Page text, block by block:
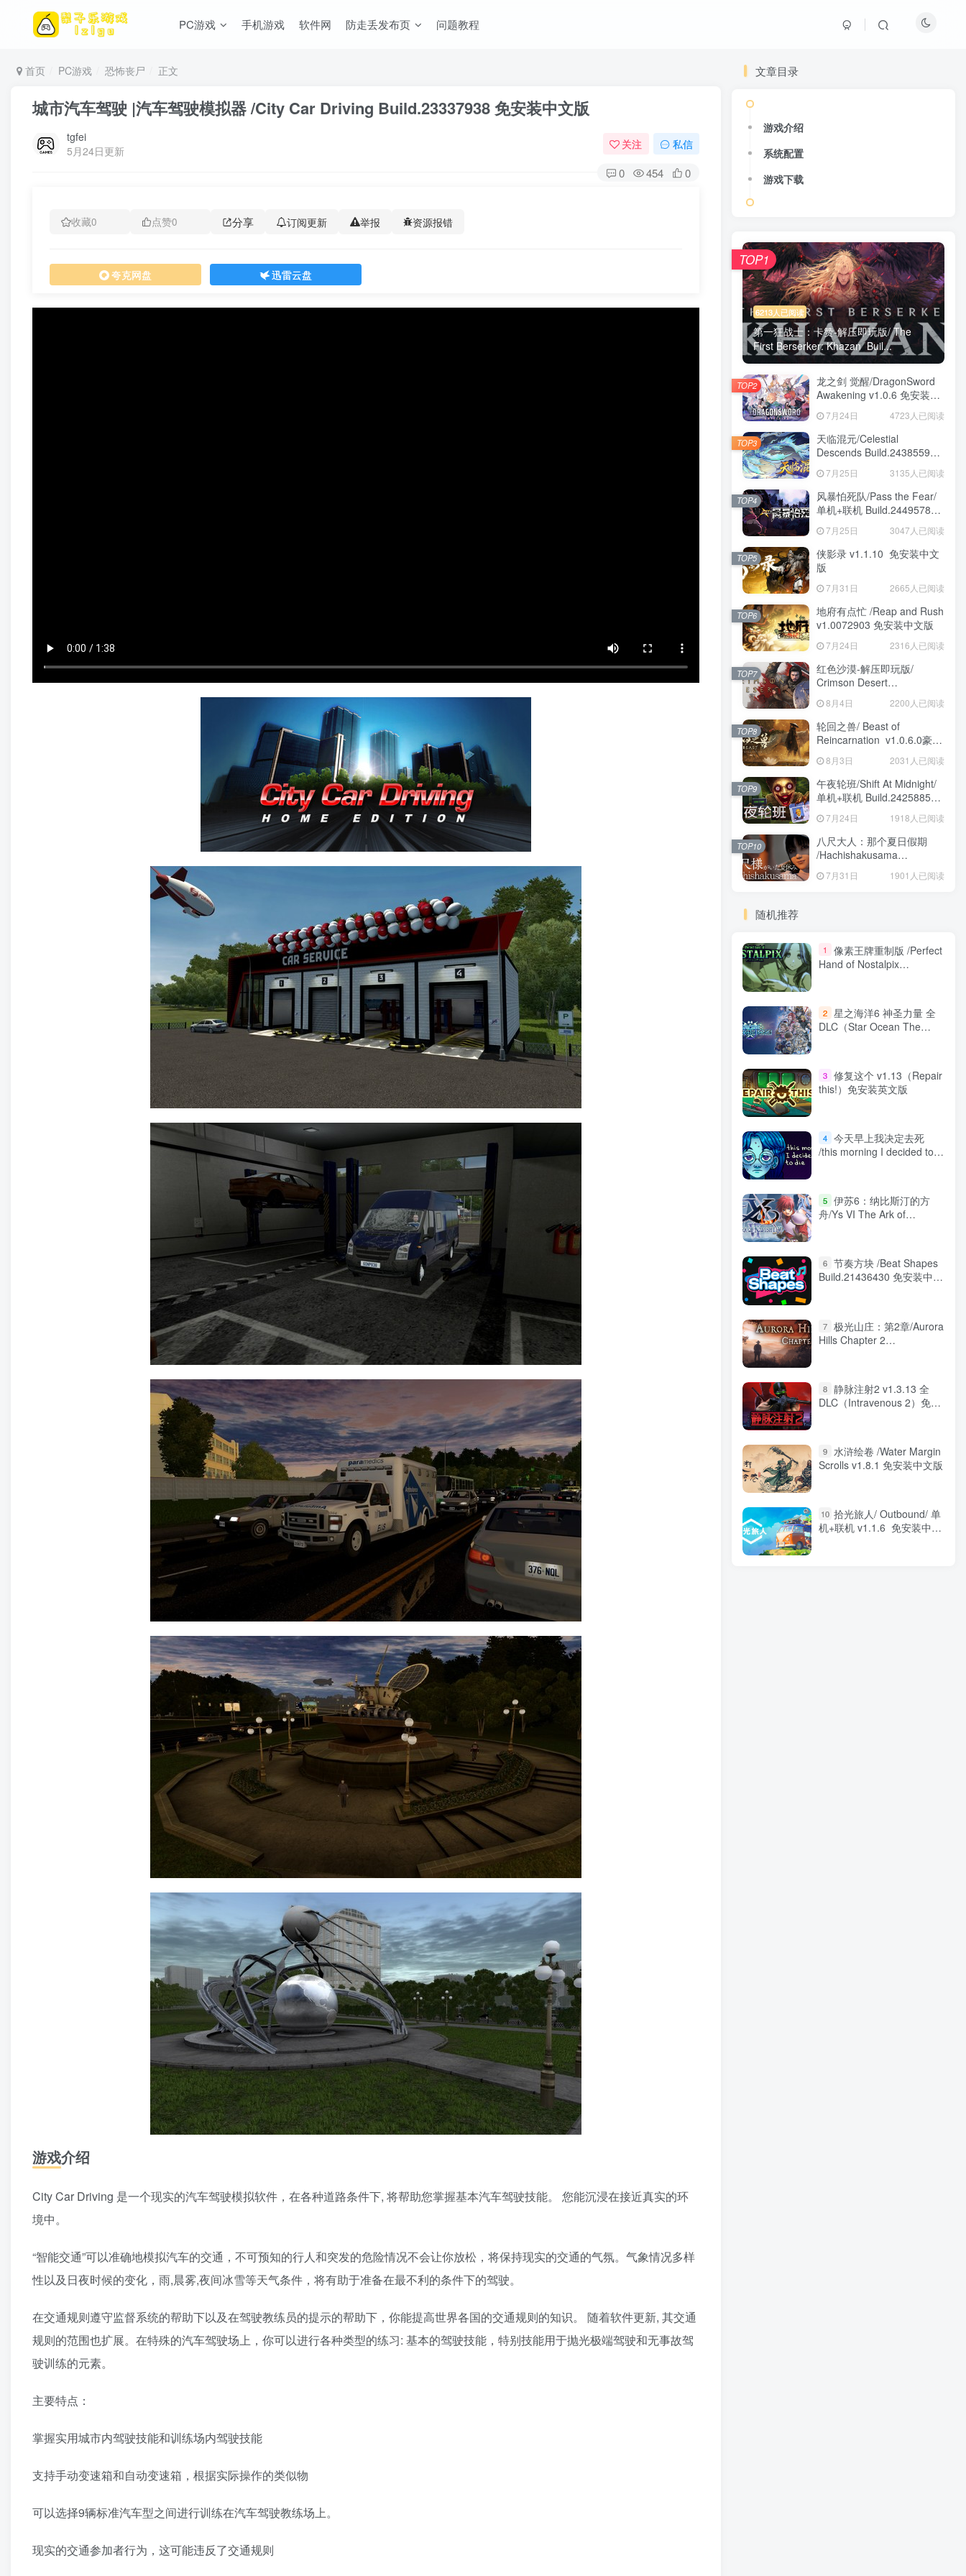
PC游戏 手机游戏 软件网 防走丢发布页 问题教程
首页 PC游戏 恐怖丧尸 正文
城市汽车驾驶 |汽车驾驶模拟器 /City Car Driving Build.23337938 免安装中文版
tgfei
5月24日更新
关注 私信
0 454 0
收藏0 点赞0 分享 订阅更新 举报 资源报错
夸克网盘 迅雷云盘
游戏介绍
City Car Driving 是一个现实的汽车驾驶模拟软件，在各种道路条件下, 将帮助您掌握基本汽车驾驶技能。 您能沉浸在接近真实的环
境中。
“智能交通”可以准确地模拟汽车的交通，不可预知的行人和突发的危险情况不会让你放松，将保持现实的交通的气氛。气象情况多样
性以及日夜时候的变化，雨,晨雾,夜间冰雪等天气条件，将有助于准备在最不利的条件下的驾驶。
在交通规则遵守监督系统的帮助下以及在驾驶教练员的提示的帮助下，你能提高世界各国的交通规则的知识。 随着软件更新, 其交通
规则的范围也扩展。在特殊的汽车驾驶场上，你可以进行各种类型的练习: 基本的驾驶技能，特别技能用于抛光极端驾驶和无事故驾
驶训练的元素。
主要特点：
掌握实用城市内驾驶技能和训练场内驾驶技能
支持手动变速箱和自动变速箱，根据实际操作的类似物
可以选择9辆标准汽车型之间进行训练在汽车驾驶教练场上。
现实的交通参加者行为，这可能违反了交通规则
文章目录
游戏介绍
系统配置
游戏下载
6213人已阅读
第一狂战士：卡赞-解压即玩版/ The
First Berserker: Khazan Buil...
TOP1
龙之剑 觉醒/DragonSword
Awakening v1.0.6 免安装中
7月24日 4723人已阅读
TOP2
天临混元/Celestial
Descends Build.24385591
7月25日 3135人已阅读
TOP3
风暴怕死队/Pass the Fear/
单机+联机 Build.24495782
7月25日 3047人已阅读
TOP4
侠影录 v1.1.10 免安装中文
版
7月31日 2665人已阅读
TOP5
地府有点忙 /Reap and Rush
v1.0072903 免安装中文版
7月24日 2316人已阅读
TOP6
红色沙漠-解压即玩版/
Crimson Desert
HYPERVISOR v1.14.00 免
安装中文版
8月4日 2200人已阅读
TOP7
轮回之兽/ Beast of
Reincarnation v1.0.6.0豪华
8月3日 2031人已阅读
TOP8
午夜轮班/Shift At Midnight/
单机+联机 Build.24258857
免安装中文版
7月24日 1918人已阅读
TOP9
八尺大人：那个夏日假期
/Hachishakusama
Build.24462853 免安装中文
版7月31日 1901人已阅读
TOP10
随机推荐
1
像素王牌重制版 /Perfect
Hand of Nostalpix
版
2 星之海洋6 神圣力量 全
DLC（Star Ocean The
3 修复这个 v1.13（Repair
this!）免安装英文版
4 今天早上我决定去死
/this morning I decided to
5 伊苏6：纳比斯汀的方
舟/Ys VI The Ark of
6 节奏方块 /Beat Shapes
Build.21436430 免安装中文
7 极光山庄：第2章/Aurora
Hills Chapter 2
8 静脉注射2 v1.3.13 全
DLC（Intravenous 2）免安
9 水浒绘卷 /Water Margin
Scrolls v1.8.1 免安装中文版
10 拾光旅人/ Outbound/ 单
机+联机 v1.1.6 免安装中文